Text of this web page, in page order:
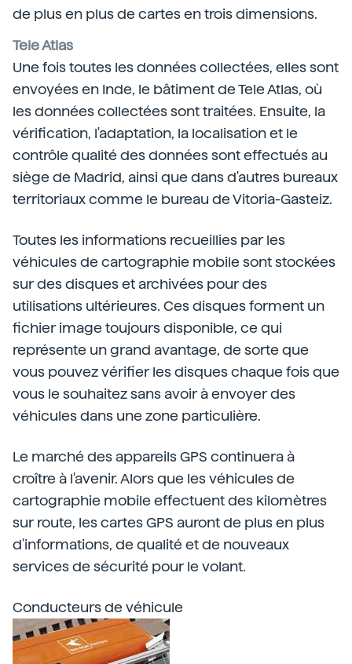
de plus en plus de cartes en trois dimensions.
Tele Atlas
Une fois toutes les données collectées, elles sont
envoyées en Inde, le bâtiment de Tele Atlas, où
les données collectées sont traitées. Ensuite, la
vérification, l'adaptation, la localisation et le
contrôle qualité des données sont effectués au
siège de Madrid, ainsi que dans d'autres bureaux
territoriaux comme le bureau de Vitoria-Gasteiz.
Toutes les informations recueillies par les
véhicules de cartographie mobile sont stockées
sur des disques et archivées pour des
utilisations ultérieures. Ces disques forment un
fichier image toujours disponible, ce qui
représente un grand avantage, de sorte que
vous pouvez vérifier les disques chaque fois que
vous le souhaitez sans avoir à envoyer des
véhicules dans une zone particulière.
Le marché des appareils GPS continuera à
croître à l'avenir. Alors que les véhicules de
cartographie mobile effectuent des kilomètres
sur route, les cartes GPS auront de plus en plus
d'informations, de qualité et de nouveaux
services de sécurité pour le volant.
Conducteurs de véhicule